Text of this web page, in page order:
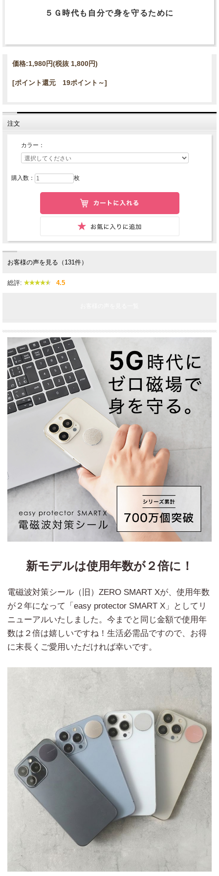
５Ｇ時代も自分で身を守るために
価格:1,980円(税抜 1,800円)
[ポイント還元 19ポイント～]
注文
カラー：
購入数： 枚
お客様の声を見る（131件）
総評: 4.5
新モデルは使用年数が２倍に！
電磁波対策シール（旧）ZERO SMART Xが、使用年数
が２年になって「easy protector SMART X」としてリ
ニューアルいたしました。今までと同じ金額で使用年
数は２倍は嬉しいですね！生活必需品ですので、お得
に末長くご愛用いただければ幸いです。